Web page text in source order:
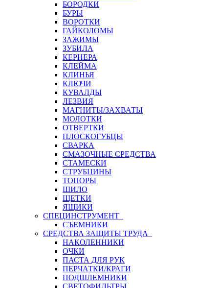
БОРОДКИ
БУРЫ
ВОРОТКИ
ГАЙКОЛОМЫ
ЗАЖИМЫ
ЗУБИЛА
КЕРНЕРА
КЛЕЙМА
КЛИНЬЯ
КЛЮЧИ
КУВАЛДЫ
ЛЕЗВИЯ
МАГНИТЫ/ЗАХВАТЫ
МОЛОТКИ
ОТВЕРТКИ
ПЛОСКОГУБЦЫ
СВАРКА
СМАЗОЧНЫЕ СРЕДСТВА
СТАМЕСКИ
СТРУБЦИНЫ
ТОПОРЫ
ШИЛО
ЩЕТКИ
ЯЩИКИ
СПЕЦИНСТРУМЕНТ
СЪЕМНИКИ
СРЕДСТВА ЗАЩИТЫ ТРУДА
НАКОЛЕННИКИ
ОЧКИ
ПАСТА ДЛЯ РУК
ПЕРЧАТКИ/КРАГИ
ПОДШЛЕМНИКИ
СВЕТОФИЛЬТРЫ